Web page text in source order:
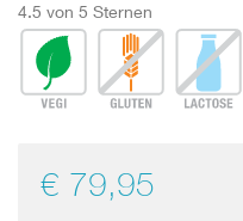
4.5 von 5 Sternen
€ 79,95